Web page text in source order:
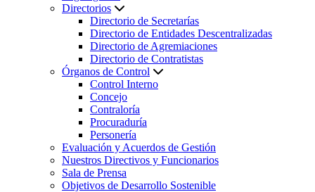
Directorios
Directorio de Secretarías
Directorio de Entidades Descentralizadas
Directorio de Agremiaciones
Directorio de Contratistas
Órganos de Control
Control Interno
Concejo
Contraloría
Procuraduría
Personería
Evaluación y Acuerdos de Gestión
Nuestros Directivos y Funcionarios
Sala de Prensa
Objetivos de Desarrollo Sostenible